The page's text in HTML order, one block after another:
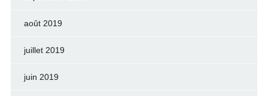
août 2019
juillet 2019
juin 2019